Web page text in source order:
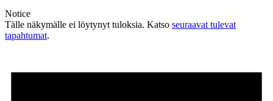
Notice
Tälle näkymälle ei löytynyt tuloksia. Katso seuraavat tulevat
tapahtumat.